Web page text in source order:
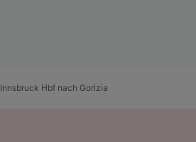
Innsbruck Hbf nach Gorizia